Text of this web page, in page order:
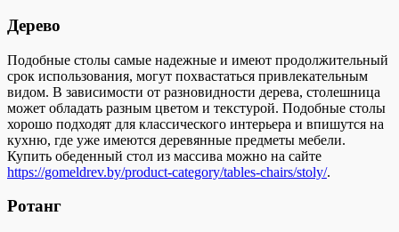
Дерево
Подобные столы самые надежные и имеют продолжительный
срок использования, могут похвастаться привлекательным
видом. В зависимости от разновидности дерева, столешница
может обладать разным цветом и текстурой. Подобные столы
хорошо подходят для классического интерьера и впишутся на
кухню, где уже имеются деревянные предметы мебели.
Купить обеденный стол из массива можно на сайте
https://gomeldrev.by/product-category/tables-chairs/stoly/.
Ротанг